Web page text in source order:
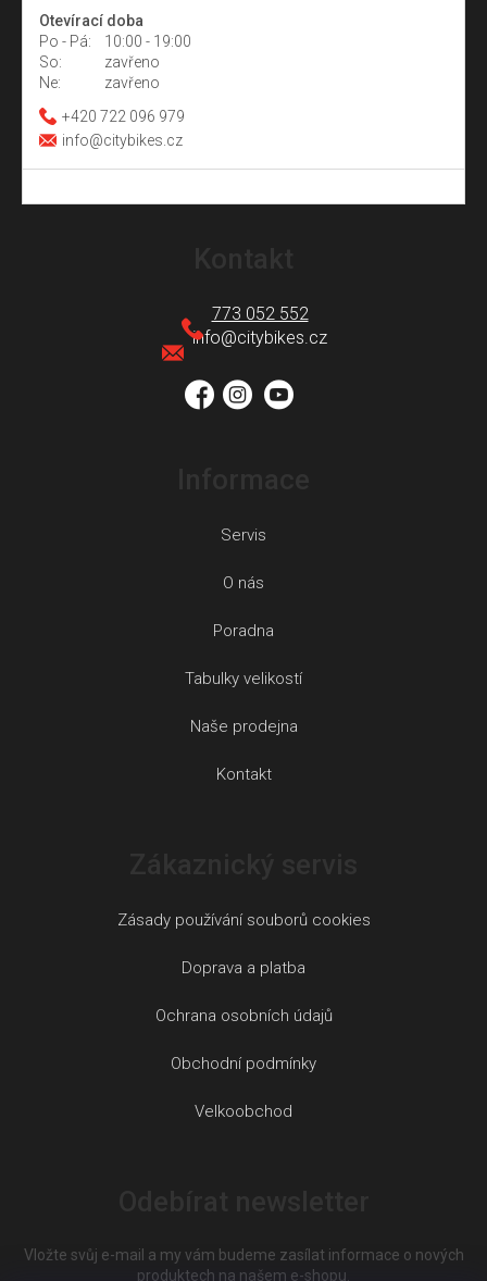
Otevírací doba
Po - Pá:
10:00 - 19:00
So:
zavřeno
Ne:
zavřeno
+420 722 096 979
info@citybikes.cz
info@citybikes.cz
773 052 552
Servis
O nás
Poradna
Tabulky velikostí
Naše prodejna
Kontakt
Zásady používání souborů cookies
Doprava a platba
Ochrana osobních údajů
Obchodní podmínky
Velkoobchod
Vložte svůj e-mail a my vám budeme zasílat informace o nových
produktech na našem e-shopu.